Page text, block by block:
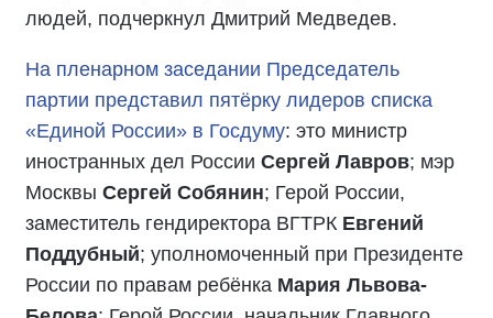
людей, подчеркнул Дмитрий Медведев.
На пленарном заседании Председатель
партии представил пятёрку лидеров списка
«Единой России» в Госдуму: это министр
иностранных дел России Сергей Лавров; мэр
Москвы Сергей Собянин; Герой России,
заместитель гендиректора ВГТРК Евгений
Поддубный; уполномоченный при Президенте
России по правам ребёнка Мария Львова-